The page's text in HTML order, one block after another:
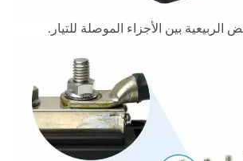
الربيعية بين الأجزاء الموصلة للتيار.